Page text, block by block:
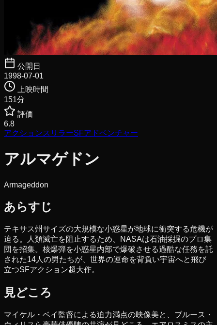
公開日
1998-07-01
上映時間
151分
評価
6.8
アクションスリラーSFアドベンチャー
アルマゲドン
Armageddon
あらすじ
テキサス州サイズの大規模な小惑星が地球に衝突する危機が
迫る。人類滅亡を阻止するため、NASAは石油採掘のプロ集
団を招集。核爆弾を小惑星内部で爆破させる過酷な任務を託
された14人の男たちが、世界の運命を背負い宇宙へと飛び
立つSFアクション超大作。
見どころ
マイケル・ベイ監督による迫力満点の映像美と、ブルース・